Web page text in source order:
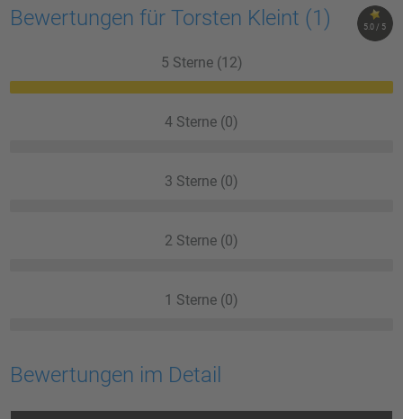
5.0 / 5
Bewertungen für Torsten Kleint (1)
5 Sterne (12)
4 Sterne (0)
3 Sterne (0)
2 Sterne (0)
1 Sterne (0)
Bewertungen im Detail